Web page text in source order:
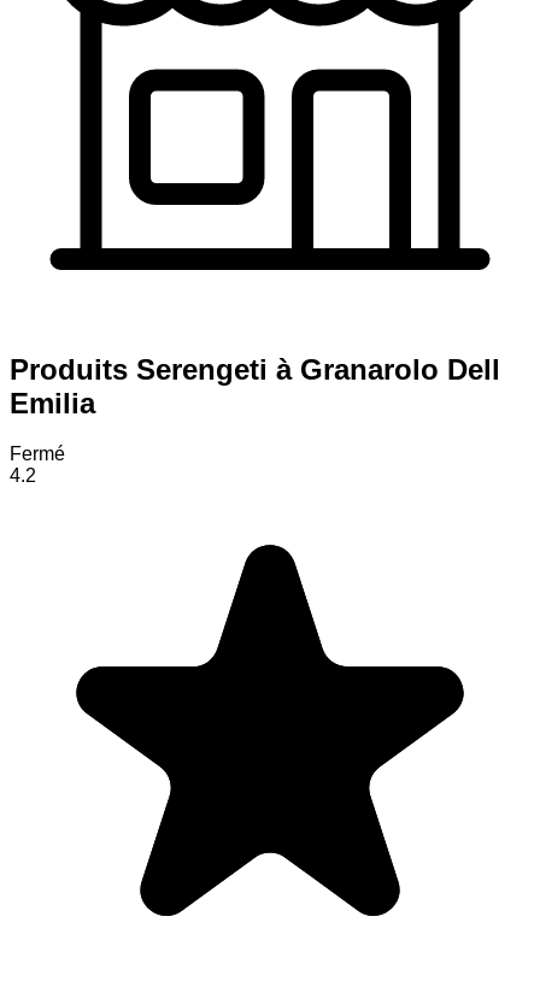
Produits Serengeti à Granarolo Dell
Emilia
Fermé
4.2